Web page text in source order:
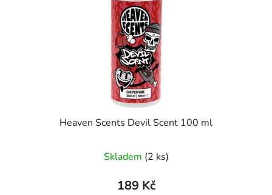
Heaven Scents Devil Scent 100 ml
Skladem (2 ks)
189 Kč